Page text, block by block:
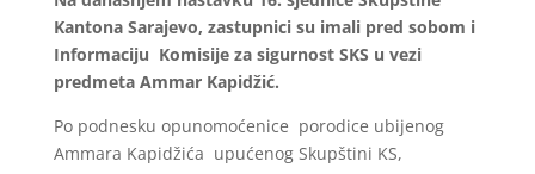
Kantona Sarajevo, zastupnici su imali pred sobom i
Informaciju Komisije za sigurnost SKS u vezi
predmeta Ammar Kapidžić.
Po podnesku opunomoćenice porodice ubijenog
Ammara Kapidžića upućenog Skupštini KS,